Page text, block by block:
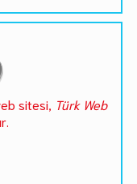
sitesi, Türk Web